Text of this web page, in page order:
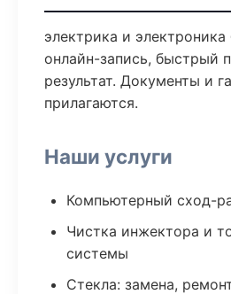
электрика и электроника
онлайн-запись, быстрый
результат. Документы и
прилагаются.
Наши услуги
Компьютерный сход-
Чистка инжектора и
системы
Стекла: замена,